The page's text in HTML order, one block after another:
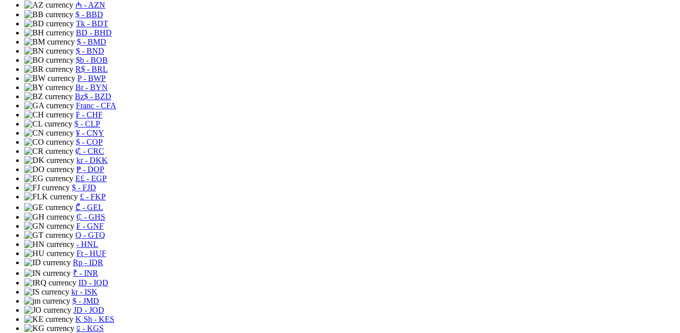
₼ - AZN
$ - BBD
Tk - BDT
BD - BHD
$ - BMD
$ - BND
$b - BOB
R$ - BRL
P- BWP
Br- BYN
Bz$ - BZD
Franc - CFA
₣ - CHF
$ - CLP
¥ - CNY
$ - COP
₡ - CRC
kr- DKK
₱ - DOP
E£ - EGP
$ - FJD
£ - FKP
₾ - GEL
₵ - GHS
₣ - GNF
Q - GTQ
- HNL
Ft - HUF
Rp - IDR
₹ - INR
ID - IQD
kr- ISK
$ - JMD
JD - JOD
K Sh - KES
⃀ - KGS